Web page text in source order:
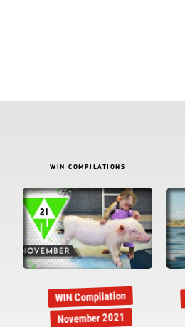
WIN COMPILATIONS
WIN Compilation
November 2021